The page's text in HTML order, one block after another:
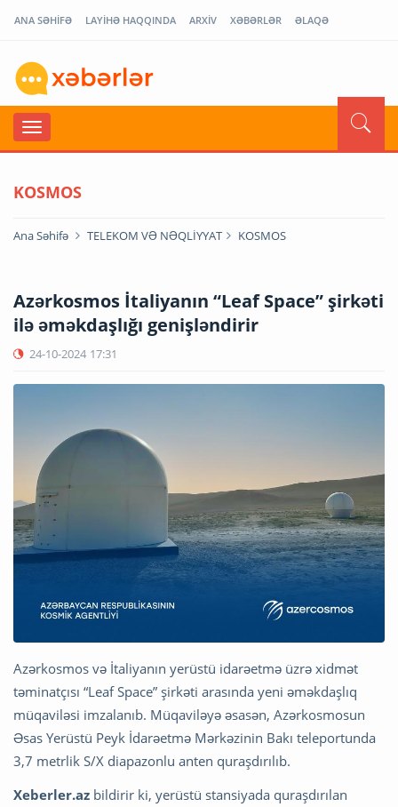
ANA SƏHİFƏ LAYİHƏ HAQQINDA ARXİV XƏBƏRLƏR ƏLAQƏ
KOSMOS
Ana Səhifə TELEKOM VƏ NƏQLİYYAT KOSMOS
Azərkosmos İtaliyanın “Leaf Space” şirkəti
ilə əməkdaşlığı genişləndirir
24-10-2024 17:31
Azərkosmos və İtaliyanın yerüstü idarəetmə üzrə xidmət
təminatçısı “Leaf Space” şirkəti arasında yeni əməkdaşlıq
müqaviləsi imzalanıb. Müqaviləyə əsasən, Azərkosmosun
Əsas Yerüstü Peyk İdarəetmə Mərkəzinin Bakı teleportunda
3,7 metrlik S/X diapazonlu anten quraşdırılıb.
Xeberler.az bildirir ki, yerüstü stansiyada quraşdırılan